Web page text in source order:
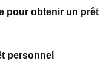
pour obtenir un prêt
personnel